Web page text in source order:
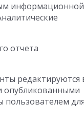
информационной
отчета
редактируются
опубликованными
пользователем для